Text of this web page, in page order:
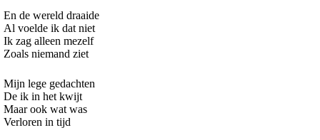
En de wereld draaide
Al voelde ik dat niet
Ik zag alleen mezelf
Zoals niemand ziet
Mijn lege gedachten
De ik in het kwijt
Maar ook wat was
Verloren in tijd